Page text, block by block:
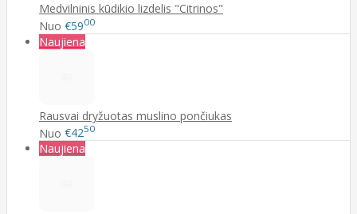
Medvilninis kūdikio lizdelis "Citrinos"
Nuo €5900
Naujiena
Rausvai dryžuotas muslino pončiukas
Nuo €4250
Naujiena